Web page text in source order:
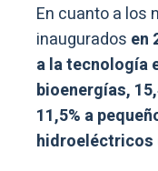
En cuanto a los
inaugurados en
a la tecnología
bioenergías,
11,5% a
hidroeléctricos